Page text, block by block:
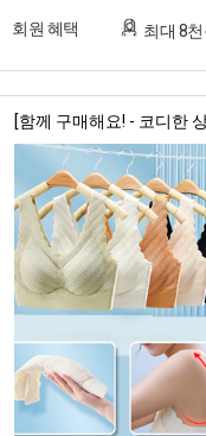
회원 혜택 최대 8
[함께 구매해요! - 코디한